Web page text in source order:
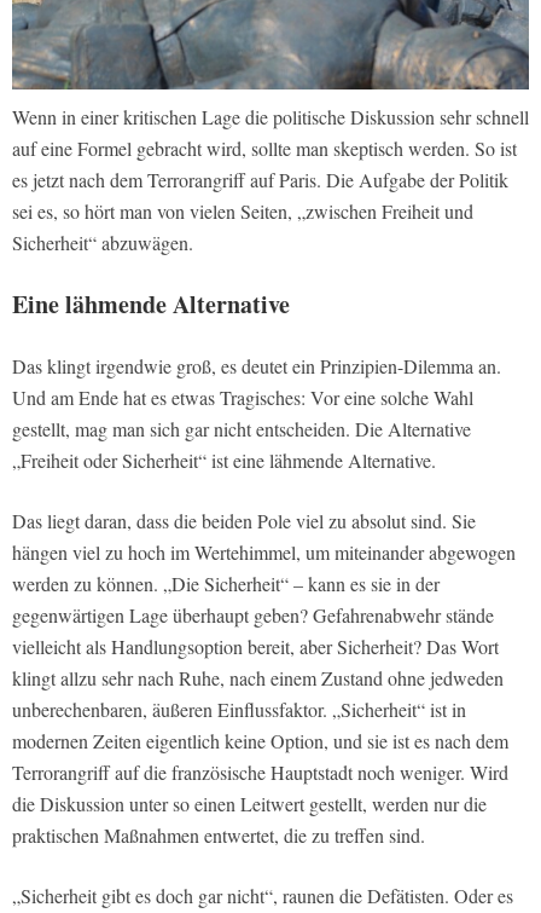
Wenn in einer kritischen Lage die politische Diskussion sehr schnell
auf eine Formel gebracht wird, sollte man skeptisch werden. So ist
es jetzt nach dem Terrorangriff auf Paris. Die Aufgabe der Politik
sei es, so hört man von vielen Seiten, „zwischen Freiheit und
Sicherheit“ abzuwägen.
Eine lähmende Alternative
Das klingt irgendwie groß, es deutet ein Prinzipien-Dilemma an.
Und am Ende hat es etwas Tragisches: Vor eine solche Wahl
gestellt, mag man sich gar nicht entscheiden. Die Alternative
„Freiheit oder Sicherheit“ ist eine lähmende Alternative.
Das liegt daran, dass die beiden Pole viel zu absolut sind. Sie
hängen viel zu hoch im Wertehimmel, um miteinander abgewogen
werden zu können. „Die Sicherheit“ – kann es sie in der
gegenwärtigen Lage überhaupt geben? Gefahrenabwehr stände
vielleicht als Handlungsoption bereit, aber Sicherheit? Das Wort
klingt allzu sehr nach Ruhe, nach einem Zustand ohne jedweden
unberechenbaren, äußeren Einflussfaktor. „Sicherheit“ ist in
modernen Zeiten eigentlich keine Option, und sie ist es nach dem
Terrorangriff auf die französische Hauptstadt noch weniger. Wird
die Diskussion unter so einen Leitwert gestellt, werden nur die
praktischen Maßnahmen entwertet, die zu treffen sind.
„Sicherheit gibt es doch gar nicht“, raunen die Defätisten. Oder es